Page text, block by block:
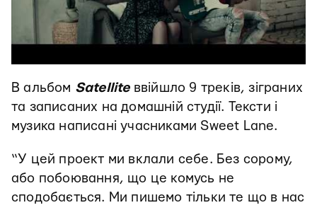
В альбом Satellite ввійшло 9 треків, зіграних
та записаних на домашній студії. Тексти і
музика написані учасниками Sweet Lane.
“У цей проект ми вклали себе. Без сорому,
або побоювання, що це комусь не
сподобається. Ми пишемо тільки те що в нас